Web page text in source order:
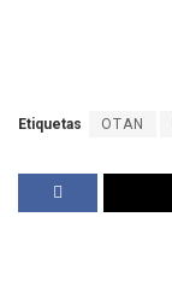
Etiquetas OTAN